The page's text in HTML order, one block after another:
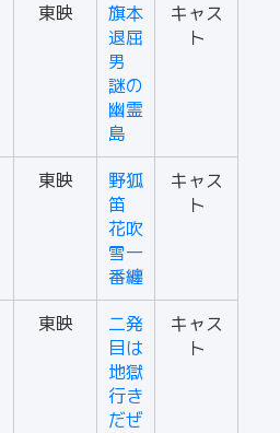
東映
旗本
退屈
男
謎の
幽霊
島
キャス
ト
東映
野狐
笛
花吹
雪一
番纏
キャス
ト
東映
二発
目は
地獄
行き
だぜ
キャス
ト